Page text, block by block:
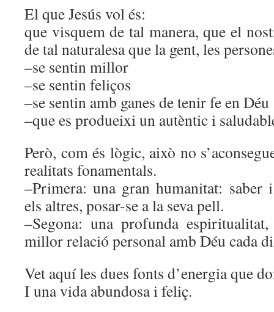
El que Jesús vol és:
que visquem de tal manera, que el
de tal naturalesa que la gent, les
–se sentin millor
–se sentin feliços
–se sentin amb ganes de tenir fe en Déu
–que es produeixi un autèntic i
Però, com és lògic, això no
realitats fonamentals.
–Primera: una gran humanitat:
els altres, posar-se a la seva pell.
–Segona: una profunda
millor relació personal amb Déu cada
Vet aquí les dues fonts d’energia que
I una vida abundosa i feliç.